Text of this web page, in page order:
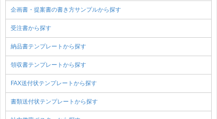
企画書・提案書の書き方サンプルから探す
受注書から探す
納品書テンプレートから探す
領収書テンプレートから探す
FAX送付状テンプレートから探す
書類送付状テンプレートから探す